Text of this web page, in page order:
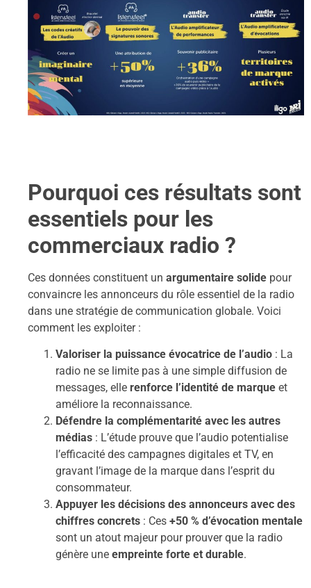
Pourquoi ces résultats sont
essentiels pour les
commerciaux radio ?
Ces données constituent un argumentaire solide pour
convaincre les annonceurs du rôle essentiel de la radio
dans une stratégie de communication globale. Voici
comment les exploiter :
Valoriser la puissance évocatrice de l’audio : La
radio ne se limite pas à une simple diffusion de
messages, elle renforce l’identité de marque et
améliore la reconnaissance.
Défendre la complémentarité avec les autres
médias : L’étude prouve que l’audio potentialise
l’efficacité des campagnes digitales et TV, en
gravant l’image de la marque dans l’esprit du
consommateur.
Appuyer les décisions des annonceurs avec des
chiffres concrets : Ces +50 % d’évocation mentale
sont un atout majeur pour prouver que la radio
génère une empreinte forte et durable.